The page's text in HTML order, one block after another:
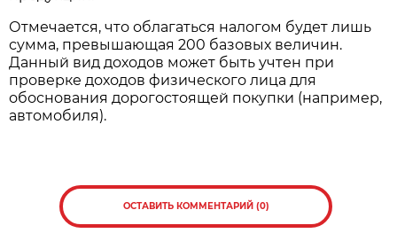
Отмечается, что облагаться налогом будет лишь
сумма, превышающая 200 базовых величин.
Данный вид доходов может быть учтен при
проверке доходов физического лица для
обоснования дорогостоящей покупки (например,
автомобиля).
ОСТАВИТЬ КОММЕНТАРИЙ (0)